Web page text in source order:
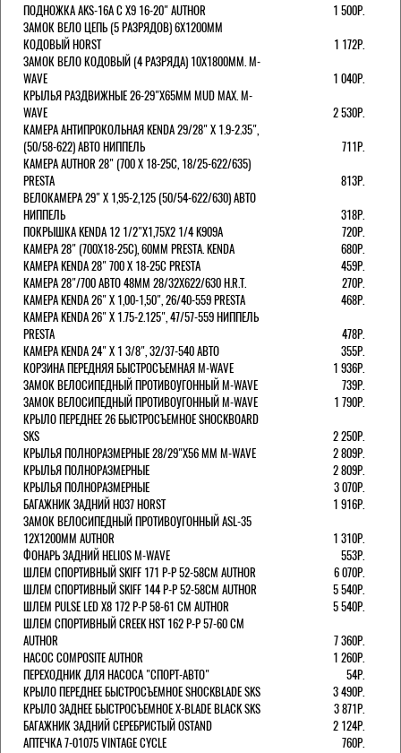
ПОДНОЖКА AKS-16A C X9 16-20" AUTHOR
1 500Р.
ЗАМОК ВЕЛО ЦЕПЬ (5 РАЗРЯДОВ) 6Х1200ММ
КОДОВЫЙ HORST
1 172Р.
ЗАМОК ВЕЛО КОДОВЫЙ (4 РАЗРЯДА) 10Х1800ММ. M-
WAVE
1 040Р.
КРЫЛЬЯ РАЗДВИЖНЫЕ 26-29"Х65ММ MUD MAX. M-
WAVE
2 530Р.
КАМЕРА АНТИПРОКОЛЬНАЯ KENDA 29/28" Х 1.9-2.35",
(50/58-622) АВТО НИППЕЛЬ
711Р.
КАМЕРА AUTHOR 28" (700 Х 18-25С, 18/25-622/635)
PRESTA
813Р.
ВЕЛОКАМЕРА 29" X 1,95-2,125 (50/54-622/630) АВТО
НИППЕЛЬ
318Р.
ПОКРЫШКА KENDA 12 1/2"Х1,75X2 1/4 K909A
720Р.
КАМЕРА 28" (700Х18-25С), 60ММ PRESTA. KENDA
680Р.
КАМЕРА KENDA 28" 700 Х 18-25С PRESTA
459Р.
КАМЕРА 28"/700 АВТО 48ММ 28/32Х622/630 H.R.T.
270Р.
КАМЕРА KENDA 26" Х 1,00-1,50", 26/40-559 PRESTA
468Р.
КАМЕРА KENDA 26" Х 1.75-2.125", 47/57-559 НИППЕЛЬ
PRESTA
478Р.
КАМЕРА KENDA 24" Х 1 3/8", 32/37-540 АВТО
355Р.
КОРЗИНА ПЕРЕДНЯЯ БЫСТРОСЪЕМНАЯ M-WAVE
1 936Р.
ЗАМОК ВЕЛОСИПЕДНЫЙ ПРОТИВОУГОННЫЙ M-WAVE
739Р.
ЗАМОК ВЕЛОСИПЕДНЫЙ ПРОТИВОУГОННЫЙ M-WAVE
1 790Р.
КРЫЛО ПЕРЕДНЕЕ 26 БЫСТРОСЪЕМНОЕ SHOCKBOARD
SKS
2 250Р.
КРЫЛЬЯ ПОЛНОРАЗМЕРНЫЕ 28/29"Х56 ММ M-WAVE
2 809Р.
КРЫЛЬЯ ПОЛНОРАЗМЕРНЫЕ
2 809Р.
КРЫЛЬЯ ПОЛНОРАЗМЕРНЫЕ
3 070Р.
БАГАЖНИК ЗАДНИЙ H037 HORST
1 916Р.
ЗАМОК ВЕЛОСИПЕДНЫЙ ПРОТИВОУГОННЫЙ ASL-35
12Х1200ММ AUTHOR
1 310Р.
ФОНАРЬ ЗАДНИЙ HELIOS M-WAVE
553Р.
ШЛЕМ СПОРТИВНЫЙ SKIFF 171 Р-Р 52-58СМ AUTHOR
6 070Р.
ШЛЕМ СПОРТИВНЫЙ SKIFF 144 Р-Р 52-58СМ AUTHOR
5 540Р.
ШЛЕМ PULSE LED X8 172 Р-Р 58-61 СМ AUTHOR
5 540Р.
ШЛЕМ СПОРТИВНЫЙ CREEK HST 162 Р-Р 57-60 СМ
AUTHOR
7 360Р.
НАСОС COMPOSITE AUTHOR
1 260Р.
ПЕРЕХОДНИК ДЛЯ НАСОСА "СПОРТ-АВТО"
54Р.
КРЫЛО ПЕРЕДНЕЕ БЫСТРОСЪЕМНОЕ SHOCKBLADE SKS
3 490Р.
КРЫЛО ЗАДНЕЕ БЫСТРОСЪЕМНОЕ X-BLADE BLACK SKS
3 871Р.
БАГАЖНИК ЗАДНИЙ СЕРЕБРИСТЫЙ OSTAND
2 124Р.
АПТЕЧКА 7-01075 VINTAGE CYCLE
760Р.